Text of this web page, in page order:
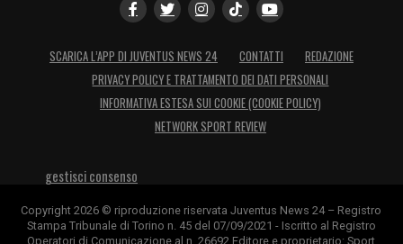
SCARICA L’APP DI JUVENTUS NEWS 24 CONTATTI
REDAZIONE
PRIVACY POLICY E TRATTAMENTO DEI DATI PERSONALI
INFORMATIVA ESTESA SUI COOKIE (COOKIE POLICY)
NETWORK SPORT REVIEW
gestisci consenso
Copyright 2026 © riproduzione riservata Juventus News 24 – Registro
Stampa Tribunale di Torino n. 45 del 07/09/2021 - Iscritto al Registro
Operatori di Comunicazione al n. 26692 Editore e proprietario: Sport